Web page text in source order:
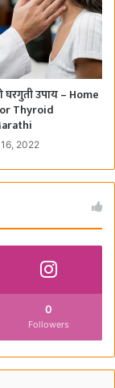
घरगुती उपाय – Home
Thyroid
2022
0
Followers